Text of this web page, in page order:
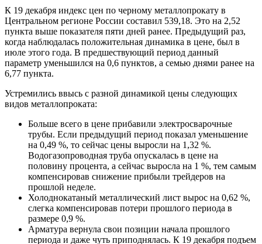
Трубы
нержавеющие
электросварные
AISI
квадратные
Трубы
электросварные
AISI
Трубы
нержавеющие
перфорированные
Трубы
нержавеющие
бесшовные
Профиль
алюминиевый
(вентиляционный)
Тавр
алюминиевый
Труба
Уголок
алюминиевый
алюминиевая
Чушка
алюминиевая
Швеллер
алюминиевый
Шина
алюминиевая
Шестигранник
латунный
Квадрат
латунный
Круг
Переходы
стальные
Трубы
PP-R
Фланцы
стальные
стальные
Хомуты
Крепеж
шуруп-
шпилька
стальные
Задвижки
К 19 декабря индекс цен по черному металлопрокату в
Центральном регионе России составил 539,18. Это на 2,52
пункта выше показателя пяти дней ранее. Предыдущий раз,
когда наблюдалась положительная динамика в цене, был в
июле этого года. В предшествующий период данный
параметр уменьшился на 0,6 пунктов, а семью днями ранее на
6,77 пункта.
Устремились ввысь с разной динамикой цены следующих
видов металлопроката:
Больше всего в цене прибавили электросварочные
трубы. Если предыдущий период показал уменьшение
на 0,49 %, то сейчас цены выросли на 1,32 %.
Водогазопроводная труба опускалась в цене на
половину процента, а сейчас выросла на 1 %, тем самым
компенсировав снижение прибыли трейдеров на
прошлой неделе.
Холоднокатаный металлический лист вырос на 0,62 %,
слегка компенсировав потери прошлого периода в
размере 0,9 %.
Арматура вернула свои позиции начала прошлого
периода и даже чуть приподнялась. К 19 декабря подъем